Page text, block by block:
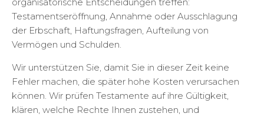
Testamentseröffnung, Annahme oder Ausschlagung
der Erbschaft, Haftungsfragen, Aufteilung von
Vermögen und Schulden.
Wir unterstützen Sie, damit Sie in dieser Zeit keine
Fehler machen, die später hohe Kosten verursachen
können. Wir prüfen Testamente auf ihre Gültigkeit,
klären, welche Rechte Ihnen zustehen, und